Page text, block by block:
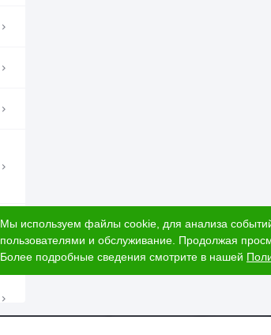
Мы используем файлы cookie, для анализа
пользователями и обслуживание. Продолжая
Более подробные сведения смотрите в нашей